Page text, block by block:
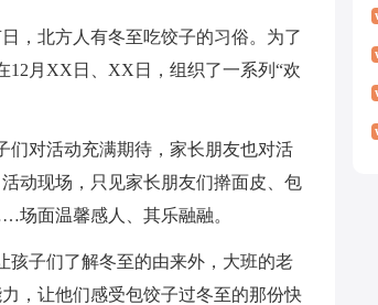
，北方人有冬至吃饺子的习俗。为了
12月XX日、XX日，组织了一系列“欢
们对活动充满期待，家长朋友也对活
动现场，只见家长朋友们擀面皮、包
场面温馨感人、其乐融融。
孩子们了解冬至的由来外，大班的老
，让他们感受包饺子过冬至的那份快